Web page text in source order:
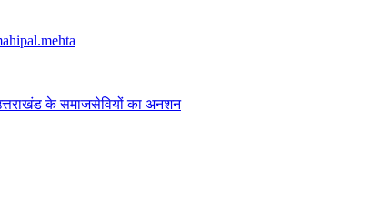
के समाजसेवियों का अनशन